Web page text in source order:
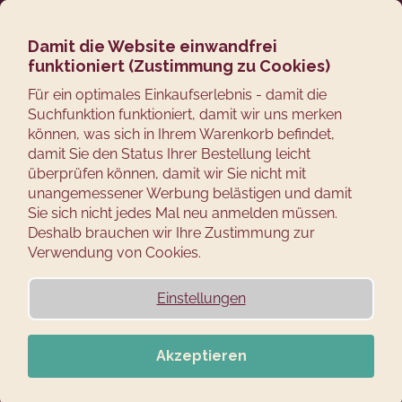
Damit die Website einwandfrei
funktioniert (Zustimmung zu Cookies)
Für ein optimales Einkaufserlebnis - damit die
Suchfunktion funktioniert, damit wir uns merken
können, was sich in Ihrem Warenkorb befindet,
damit Sie den Status Ihrer Bestellung leicht
überprüfen können, damit wir Sie nicht mit
unangemessener Werbung belästigen und damit
Sie sich nicht jedes Mal neu anmelden müssen.
Deshalb brauchen wir Ihre Zustimmung zur
Verwendung von Cookies.
Einstellungen
Akzeptieren
Zum
springenZurück
zum
W
a
u
c
h
e
n
S
?